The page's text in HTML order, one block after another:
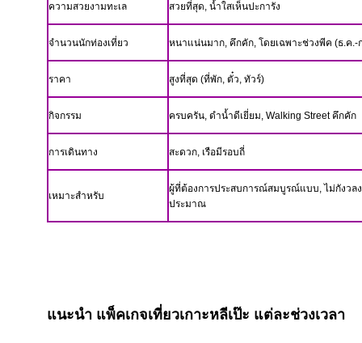
ความสวยงามทะเล สวยที่สุด, น้ำใสเห็นปะการัง
จำนวนนักท่องเที่ยว หนาแน่นมาก, คึกคัก, โดยเฉพาะช่วงพีค (ธ.ค.-
ราคา สูงที่สุด (ที่พัก, ตั๋ว, ทัวร์)
กิจกรรม ครบครัน, ดำน้ำดีเยี่ยม, Walking Street คึกคัก
การเดินทาง สะดวก, เรือมีรอบถี่
เหมาะสำหรับ
ผู้ที่ต้องการประสบการณ์สมบูรณ์แบบ, ไม่กังวล
ประมาณ
แนะนำ แพ็คเกจเที่ยวเกาะหลีเป๊ะ แต่ละช่วงเวลา